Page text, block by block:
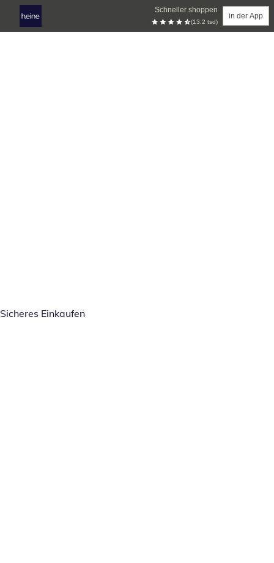
Schneller shoppen
(13.2 tsd)
in der App
Sicheres Einkaufen